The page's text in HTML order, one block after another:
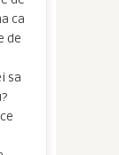
ca
de
sa